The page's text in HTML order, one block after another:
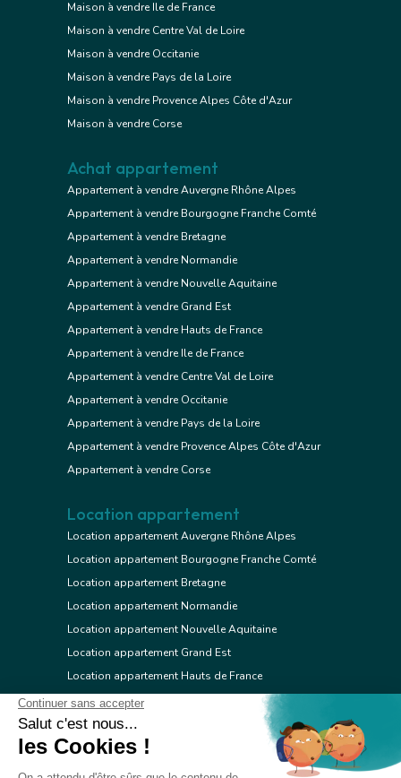
Maison à vendre Ile de France
Maison à vendre Centre Val de Loire
Maison à vendre Occitanie
Maison à vendre Pays de la Loire
Maison à vendre Provence Alpes Côte d'Azur
Maison à vendre Corse
Achat appartement
Appartement à vendre Auvergne Rhône Alpes
Appartement à vendre Bourgogne Franche Comté
Appartement à vendre Bretagne
Appartement à vendre Normandie
Appartement à vendre Nouvelle Aquitaine
Appartement à vendre Grand Est
Appartement à vendre Hauts de France
Appartement à vendre Ile de France
Appartement à vendre Centre Val de Loire
Appartement à vendre Occitanie
Appartement à vendre Pays de la Loire
Appartement à vendre Provence Alpes Côte d'Azur
Appartement à vendre Corse
Location appartement
Location appartement Auvergne Rhône Alpes
Location appartement Bourgogne Franche Comté
Location appartement Bretagne
Location appartement Normandie
Location appartement Nouvelle Aquitaine
Location appartement Grand Est
Location appartement Hauts de France
Location appartement Ile de France
Location appartement Centre Val de Loire
Location appartement Occitanie